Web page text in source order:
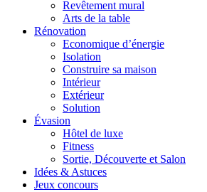
Revêtement mural
Arts de la table
Rénovation
Economique d’énergie
Isolation
Construire sa maison
Intérieur
Extérieur
Solution
Évasion
Hôtel de luxe
Fitness
Sortie, Découverte et Salon
Idées & Astuces
Jeux concours